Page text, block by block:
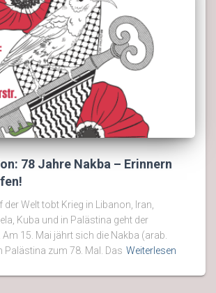
78 Jahre Nakba – Erinnern
der Welt tobt Krieg in Libanon, Iran,
Kuba und in Palästina geht der
Am 15. Mai jährt sich die Nakba (arab.
Palästina zum 78. Mal. Das Weiterlesen